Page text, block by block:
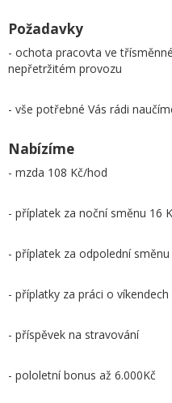
Požadavky
- ochota pracovta ve
nepřetržitém provozu
- vše potřebné Vás rádi
Nabízíme
- mzda 108 Kč/hod
- příplatek za noční směnu 16
- příplatek za odpolední
- příplatky za práci o víkendech
- příspěvek na stravování
- pololetní bonus až 6.000Kč